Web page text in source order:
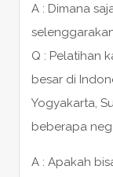
A : Dimana
Q : Pelatihan
besar di
Yogyakarta,
beberapa
A : Apakah